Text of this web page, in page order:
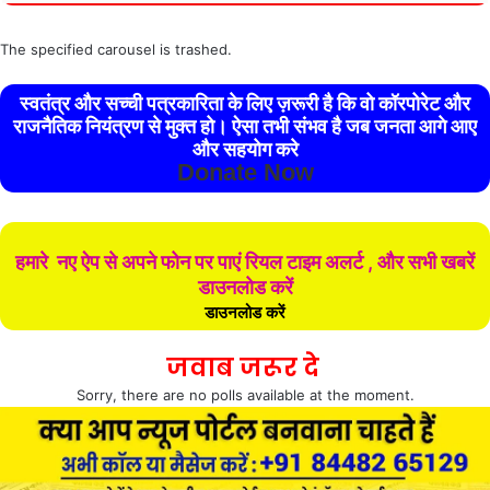
The specified carousel is trashed.
स्वतंत्र और सच्ची पत्रकारिता के लिए ज़रूरी है कि वो कॉरपोरेट और
राजनैतिक नियंत्रण से मुक्त हो। ऐसा तभी संभव है जब जनता आगे आए
और सहयोग करे
Donate Now
हमारे नए ऐप से अपने फोन पर पाएं रियल टाइम अलर्ट , और सभी खबरें
डाउनलोड करें
डाउनलोड करें
जवाब जरूर दे
Sorry, there are no polls available at the moment.